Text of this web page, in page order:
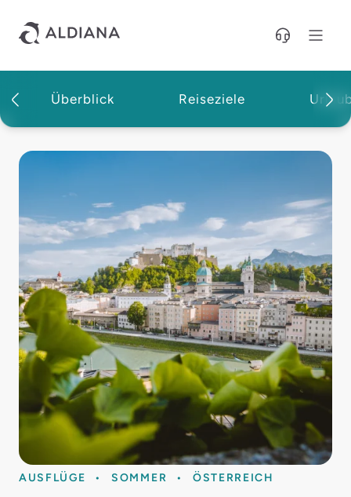
Überblick Reiseziele
Magazin | Aldiana Reisemagazin
AUSFLÜGE SOMMER ÖSTERREICH